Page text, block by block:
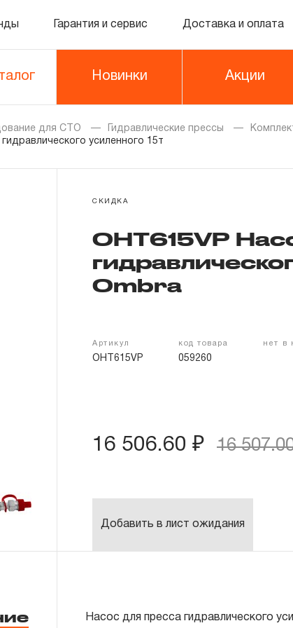
Гарантия и сервис Доставка и оплата
Новинки Акции
для СТО Гидравлические прессы
усиленного 15т
СКИДКА
OHT615VP
Ombra
Артикул
OHT615VP
код товара
059260
нет в
16 506.60 ₽ 16
Добавить в лист ожидания
Насос для пресса гидравлического